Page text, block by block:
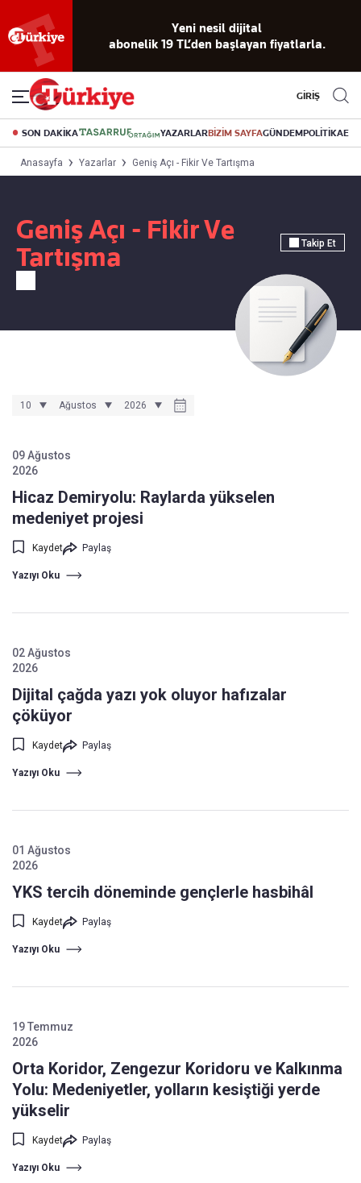
Yeni nesil dijital
abonelik 19 TL’den başlayan fiyatlarla.
GİRİŞ
SON DAKİKA YAZARLARBİZİM SAYFAGÜNDEMPOLİTİKA
Anasayfa Yazarlar Geniş Açı - Fikir Ve Tartışma
Geniş Açı - Fikir Ve
Tartışma
Takip Et
09 Ağustos
2026
Hicaz Demiryolu: Raylarda yükselen
medeniyet projesi
Kaydet Paylaş
Yazıyı Oku
02 Ağustos
2026
Dijital çağda yazı yok oluyor hafızalar
çöküyor
Kaydet Paylaş
Yazıyı Oku
01 Ağustos
2026
YKS tercih döneminde gençlerle hasbihâl
Kaydet Paylaş
Yazıyı Oku
19 Temmuz
2026
Orta Koridor, Zengezur Koridoru ve Kalkınma
Yolu: Medeniyetler, yolların kesiştiği yerde
yükselir
Kaydet Paylaş
Yazıyı Oku